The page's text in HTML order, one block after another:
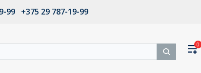
99 +375 29 787-19-99
0